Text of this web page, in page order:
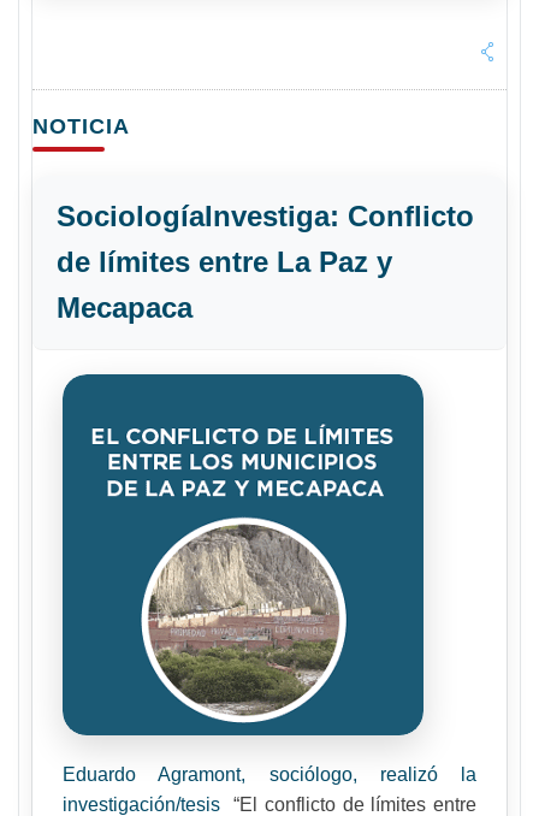
NOTICIA
SociologíaInvestiga: Conflicto
de límites entre La Paz y
Mecapaca
Eduardo Agramont, sociólogo, realizó la
investigación/tesis
“El conflicto de límites entre